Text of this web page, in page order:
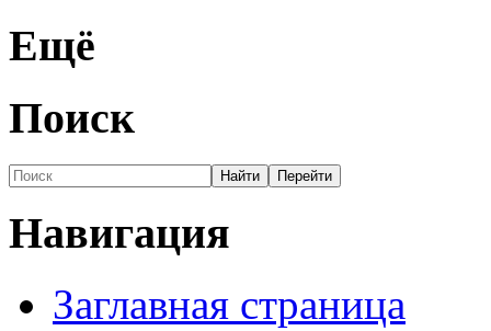
Ещё
Поиск
Навигация
Заглавная страница